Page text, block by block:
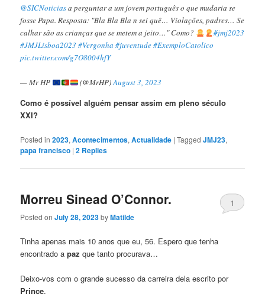
@SICNoticiasa perguntar a um jovem português o que mudaria se
fosse Papa. Resposta: "Bla Bla Bla n sei quê… Violações, padres… Se
calhar são as crianças que se metem a jeito…" Como?
#jmj2023
#JMJLisboa2023 #Vergonha #juventude#ExemploCatolico
pic.twitter.com/g7O8004hfY
— Mr HP (@MrHP)August 3, 2023
Como é possível alguém pensar assim em pleno século
XXI?
Posted in 2023,Acontecimentos,Actualidade |Tagged JMJ23,
papa francisco |2 Replies
Morreu Sinead O’Connor.
Posted onJuly 28, 2023byMatilde
1
Tinha apenas mais 10 anos que eu, 56. Espero que tenha
encontrado a paz que tanto procurava…
Deixo-vos com o grande sucesso da carreira dela escrito por
Prince.